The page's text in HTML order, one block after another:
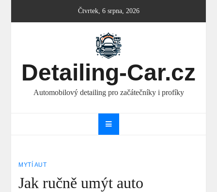
Čtvrtek, 6 srpna, 2026
Detailing-Car.cz
Automobilový detailing pro začátečníky i profíky
MYTÍ AUT
Jak ručně umýt auto